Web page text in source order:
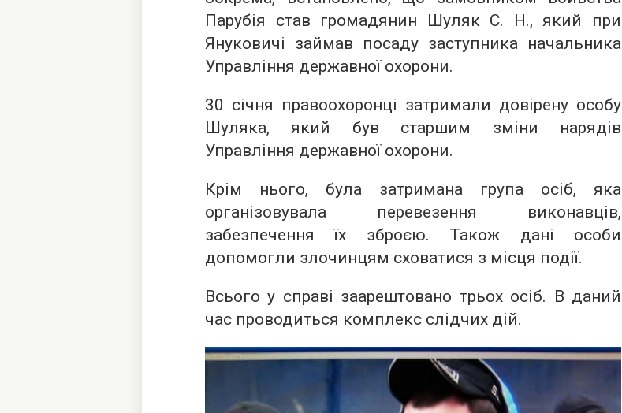
Парубія став громадянин Шуляк С. Н., який при
Януковичі займав посаду заступника начальника
Управління державної охорони.
30 січня правоохоронці затримали довірену особу
Шуляка, який був старшим зміни нарядів
Управління державної охорони.
Крім нього, була затримана група осіб, яка
організовувала перевезення виконавців,
забезпечення їх зброєю. Також дані особи
допомогли злочинцям сховатися з місця події.
Всього у справі заарештовано трьох осіб. В даний
час проводиться комплекс слідчих дій.